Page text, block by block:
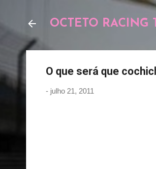
OCTETO RACING
O que será que
- julho 21, 2011